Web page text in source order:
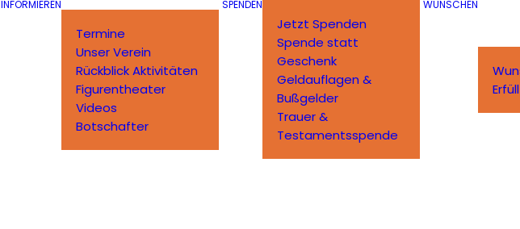
INFORMIEREN
Termine
Unser Verein
Rückblick Aktivitäten
Figurentheater
Videos
Botschafter
SPENDEN
Jetzt Spenden
Spende statt
Geschenk
Geldauflagen &
Bußgelder
Trauer &
Testamentsspende
WÜNSCHEN